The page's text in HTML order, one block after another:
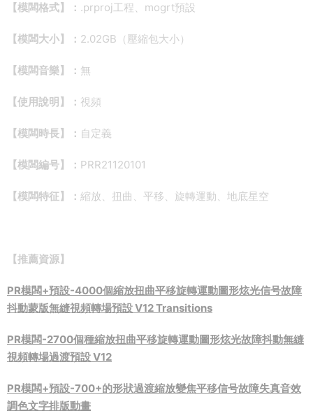
【模闆格式】： .prproj工程、mogrt預設
【模闆大小】： 2.02GB（壓縮包大小）
【模闆音樂】： 無
【使用說明】： 視頻
【模闆時長】： 自定義
【模闆編号】： PRR21120101
【模闆特征】： 縮放、扭曲、平移、旋轉運動、地底星空
【推薦資源】
PR模闆+預設-4000個縮放扭曲平移旋轉運動圖形炫光信号故障
抖動蒙版無縫視頻轉場預設 V12 Transitions
PR模闆-2700個種縮放扭曲平移旋轉運動圖形炫光故障抖動無縫
視頻轉場過渡預設 V12
PR模闆+預設-700+的形狀過渡縮放變焦平移信号故障失真音效
調色文字排版動畫